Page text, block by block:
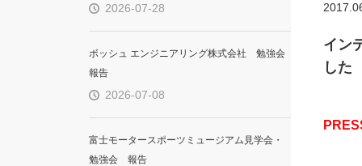
イン
した
2026-07-28
ボッシュ エンジニアリング株式会社 勉強会
報告
2026-07-08
富士モータースポーツミュージアム見学会・
勉強会 報告